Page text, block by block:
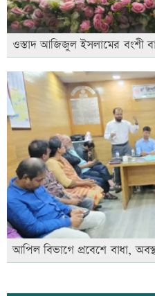
ওস্তাদ আজিজুল ইসলামের বংশী
আপিল বিভাগে প্রবেশে বাধা,